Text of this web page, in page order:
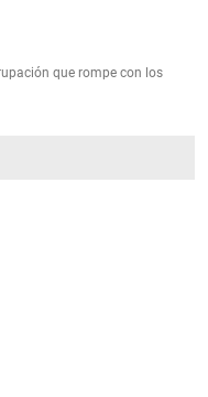
que rompe con los